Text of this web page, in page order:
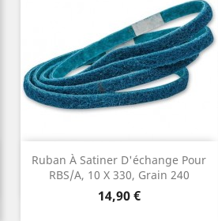
Ruban À Satiner D'échange Pour
RBS/A, 10 X 330, Grain 240
Prix
14,90 €
Aperçu rapide